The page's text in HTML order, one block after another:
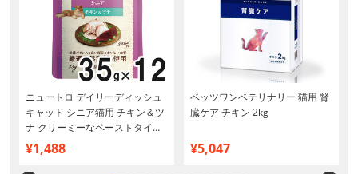
ニュートロ デイリーディッシュ
キャット シニア猫用 チキン＆ツ
ナ クリーミーなペーストタイプ
パウチ 35g×12個【まとめ買い】
¥1,488
ベッツワンベテリナリー 猫用 腎
臓ケア チキン 2kg
¥5,047